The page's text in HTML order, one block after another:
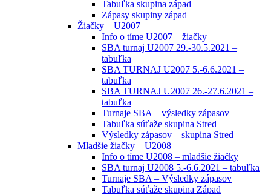
Tabuľka skupina západ
Zápasy skupiny západ
Žiačky – U2007
Info o tíme U2007 – žiačky
SBA turnaj U2007 29.-30.5.2021 –
tabuľka
SBA TURNAJ U2007 5.-6.6.2021 –
tabuľka
SBA TURNAJ U2007 26.-27.6.2021 –
tabuľka
Turnaje SBA – výsledky zápasov
Tabuľka súťaže skupina Stred
Výsledky zápasov – skupina Stred
Mladšie žiačky – U2008
Info o tíme U2008 – mladšie žiačky
SBA turnaj U2008 5.-6.6.2021 – tabuľka
Turnaje SBA – Výsledky zápasov
Tabuľka súťaže skupina Západ